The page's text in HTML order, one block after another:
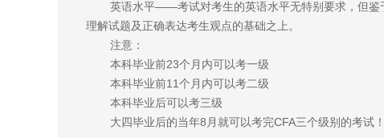
英语水平——考试对考生的英语水平无特别要求，但鉴
理解试题及正确表达考生观点的基础之上。
注意：
本科毕业前23个月内可以考一级
本科毕业前11个月内可以考二级
本科毕业后可以考三级
大四毕业后的当年8月就可以考完CFA三个级别的考试